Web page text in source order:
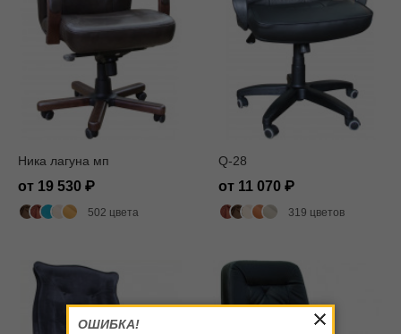
Ника лагуна мп
от 19 530
502 цвета
Q-28
от 11 070
319 цветов
ОШИБКА!